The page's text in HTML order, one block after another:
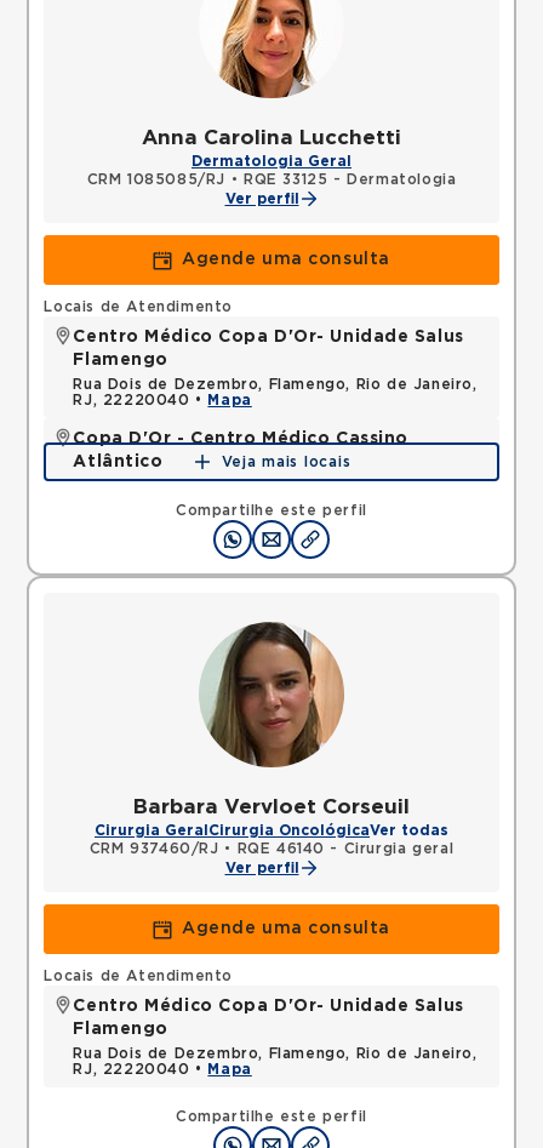
Anna Carolina Lucchetti
Dermatologia Geral
CRM 1085085/RJ •
RQE 33125 - Dermatologia
Ver perfil
Agende uma consulta
Compartilhe este perfil
Locais de Atendimento
Centro Médico Copa D'Or- Unidade Salus
Flamengo
Rua Dois de Dezembro, Flamengo, Rio de Janeiro,
RJ, 22220040 •
Mapa
Copa D'Or - Centro Médico Cassino
Atlântico
Avenida Atlantica, Copacabana, Rio de Janeiro, RJ,
22070002 •Mapa
Veja mais locais
Barbara Vervloet Corseuil
Cirurgia Geral Cirurgia OncológicaVer todas
CRM 937460/RJ •
RQE 46140 - Cirurgia geral
Ver perfil
Agende uma consulta
Compartilhe este perfil
Locais de Atendimento
Centro Médico Copa D'Or- Unidade Salus
Flamengo
Rua Dois de Dezembro, Flamengo, Rio de Janeiro,
RJ, 22220040 •
Mapa